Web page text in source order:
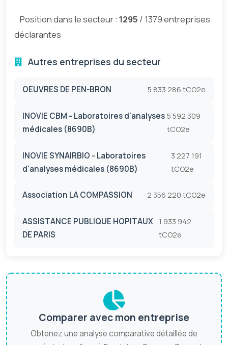
Position dans le secteur : 1295 / 1379 entreprises
déclarantes
Autres entreprises du secteur
OEUVRES DE PEN-BRON 5 833 286 tCO2e
INOVIE CBM - Laboratoires d'analyses
médicales (8690B)
5 592 309
tCO2e
INOVIE SYNAIRBIO - Laboratoires
d'analyses médicales (8690B)
3 227 191
tCO2e
Association LA COMPASSION 2 356 220 tCO2e
ASSISTANCE PUBLIQUE HOPITAUX
DE PARIS
1 933 942
tCO2e
Comparer avec mon entreprise
Obtenez une analyse comparative détaillée de